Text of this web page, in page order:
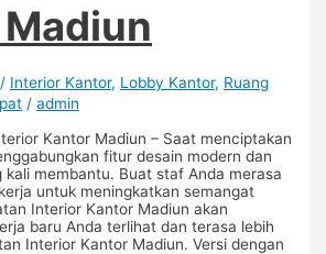
/ Interior Kantor, Lobby Kantor, Ruang
/admin
Kantor Madiun – Saat menciptakan
fitur desain modern dan
kali membantu. Buat staf Anda merasa
untuk meningkatkan semangat
Interior Kantor Madiun akan
baru Anda terlihat dan terasa lebih
Interior Kantor Madiun. Versi dengan